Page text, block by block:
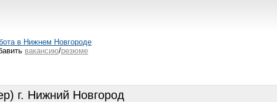
в Нижнем Новгороде
вакансию/резюме
г. Нижний Новгород